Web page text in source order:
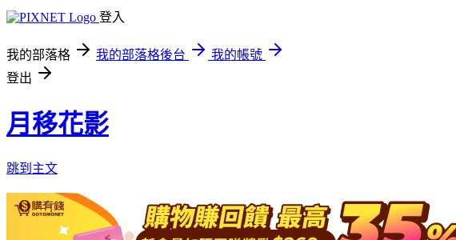
登入
我的部落格 我的部落格後台
我的帳號
登出
月移花影
跳到主文